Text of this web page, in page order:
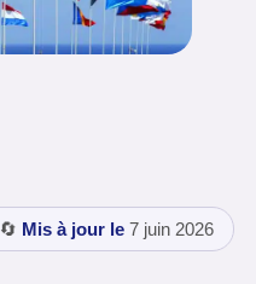
🔄 Mis à jour le 7 juin 2026